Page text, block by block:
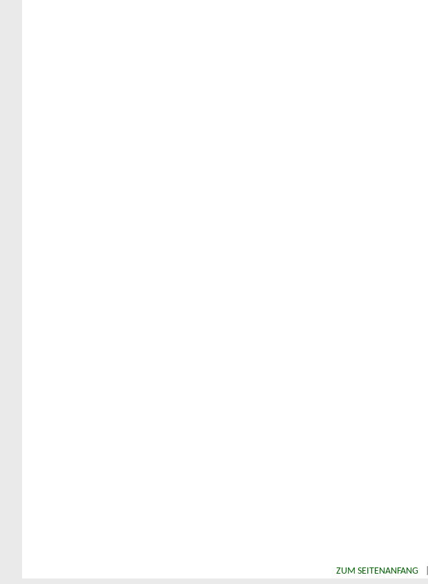
ZUM SEITENANFANG